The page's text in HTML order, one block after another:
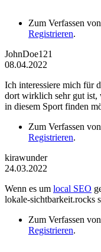
Zum Verfassen
Registrieren.
JohnDoe121
08.04.2022
Ich interessiere mich für
dort wirklich sehr gut ist,
in diesem Sport finden
Zum Verfassen
Registrieren.
kirawunder
24.03.2022
Wenn es um local SEO
lokale-sichtbarkeit.rocks
Zum Verfassen
Registrieren.